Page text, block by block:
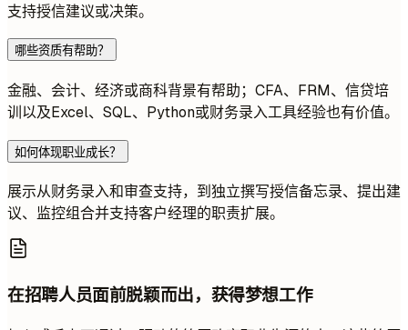
支持授信建议或决策。
哪些资质有帮助？
金融、会计、经济或商科背景有帮助；CFA、FRM、信贷培
训以及Excel、SQL、Python或财务录入工具经验也有价值。
如何体现职业成长？
展示从财务录入和审查支持，到独立撰写授信备忘录、提出建
议、监控组合并支持客户经理的职责扩展。
在招聘人员面前脱颖而出，获得梦想工作